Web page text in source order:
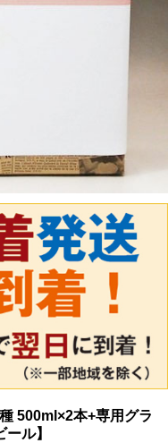
500ml×2本+専用グラ
ル】